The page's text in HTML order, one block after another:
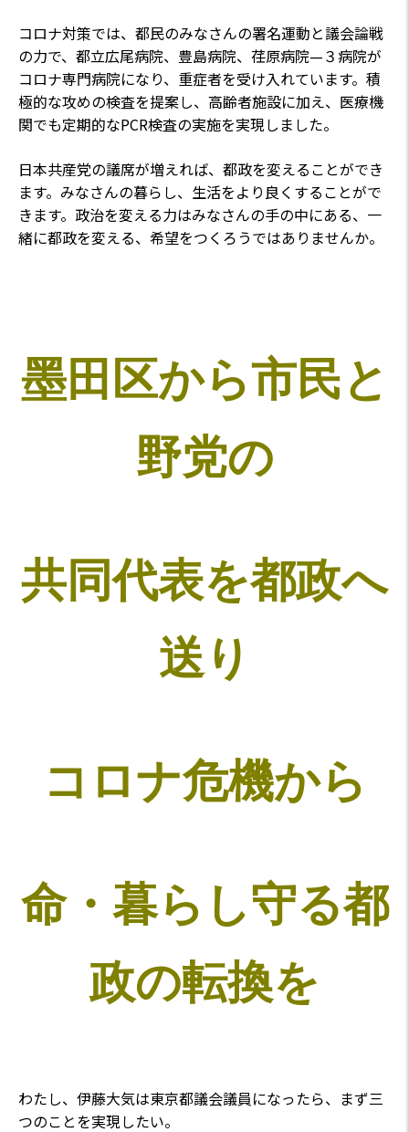
コロナ対策では、都民のみなさんの署名運動と議会論戦
の力で、都立広尾病院、豊島病院、荏原病院—３病院が
コロナ専門病院になり、重症者を受け入れています。積
極的な攻めの検査を提案し、高齢者施設に加え、医療機
関でも定期的なPCR検査の実施を実現しました。
日本共産党の議席が増えれば、都政を変えることができ
ます。みなさんの暮らし、生活をより良くすることがで
きます。政治を変える力はみなさんの手の中にある、一
緒に都政を変える、希望をつくろうではありませんか。
墨田区から市民と
野党の
共同代表を都政へ
送り
コロナ危機から
命・暮らし守る都
政の転換を
わたし、伊藤大気は東京都議会議員になったら、まず三
つのことを実現したい。